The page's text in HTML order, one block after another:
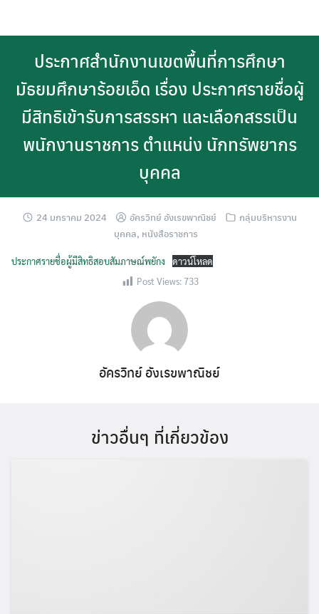
ประกาศสำนักงานเขตพื้นที่การศึกษา
มัธยมศึกษาร้อยเอ็ด เรื่อง ประกาศรายชื่อผู้
มีสิทธิเข้ารับการสรรหา และเลือกสรรเป็น
พนักงานราชการ ตำแหน่ง นักทรัพยากร
บุคคล
24 มกราคม 2024 อัครวิทย์ อังเรขพาณิชย์
กลุ่มบริหารงาน
บุคคล, หนังสือราชการ
ประกาศรายชื่อผู้มีสิทธิสอบสัมภาษณ์พยักง
ดาวน์โหลด
Post Views:733
อัครวิทย์ อังเรขพาณิชย์
ข่าวอื่นๆ ที่เกี่ยวข้อง